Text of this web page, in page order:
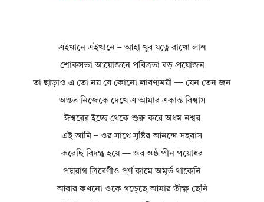
এইখানে এইখানে – আহা খুব যত্নে রাখো লাশ
শোকসভা আয়োজনে পবিত্রতা বড় প্রয়োজন
তা ছাড়াও এ তো নয় যে কোনো লাবণ্যময়ী — যেন তেন জন
অন্তত নিজেকে দেখে এ আমার একান্ত বিশ্বাস
ঈশ্বরের ইচ্ছে থেকে শুরু করে অধম নশ্বর
এই আমি – ওর সাথে সৃষ্টির আনন্দে সহবাস
করেছি বিদগ্ধ হয়ে — ওর ওষ্ঠ পীন পয়োধর
পদ্মরাগ ত্রিবেণীও পূর্ণ কামে অমূর্ত থাকেনি
আবার কখনো ওকে গড়েছে আমার তীক্ষ্ণ ছেনি